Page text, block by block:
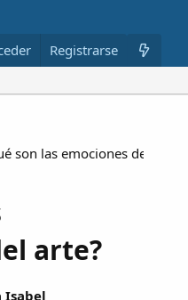
Miembros
Registrarse
son las emociones del arte?
arte?
Isabel